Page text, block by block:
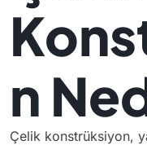
n
Çelik konstrüksiyon,